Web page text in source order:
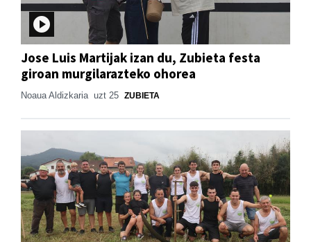
Jose Luis Martijak izan du, Zubieta festa
giroan murgilarazteko ohorea
Noaua Aldizkaria uzt 25 ZUBIETA